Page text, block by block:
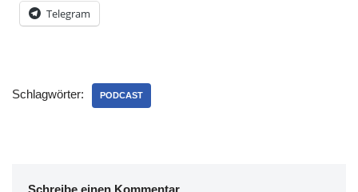
Telegram
Schlagwörter: PODCAST